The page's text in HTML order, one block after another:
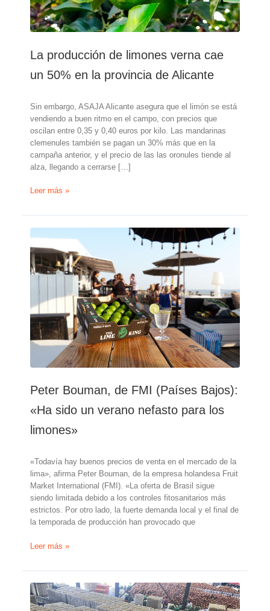
La producción de limones verna cae
un 50% en la provincia de Alicante
Sin embargo, ASAJA Alicante asegura que el limón se está
vendiendo a buen ritmo en el campo, con precios que
oscilan entre 0,35 y 0,40 euros por kilo. Las mandarinas
clemenules también se pagan un 30% más que en la
campaña anterior, y el precio de las las oronules tiende al
alza, llegando a cerrarse […]
La
de
limones
verna
cae
un
50%
provincia
de
Alicante
Leer más »
Peter Bouman, de FMI (Países Bajos):
«Ha sido un verano nefasto para los
limones»
«Todavía hay buenos precios de venta en el mercado de la
lima», afirma Peter Bouman, de la empresa holandesa Fruit
Market International (FMI). «La oferta de Brasil sigue
siendo limitada debido a los controles fitosanitarios más
estrictos. Por otro lado, la fuerte demanda local y el final de
la temporada de producción han provocado que
Peter
de
FMI
(Países
Bajos):
Leer más »